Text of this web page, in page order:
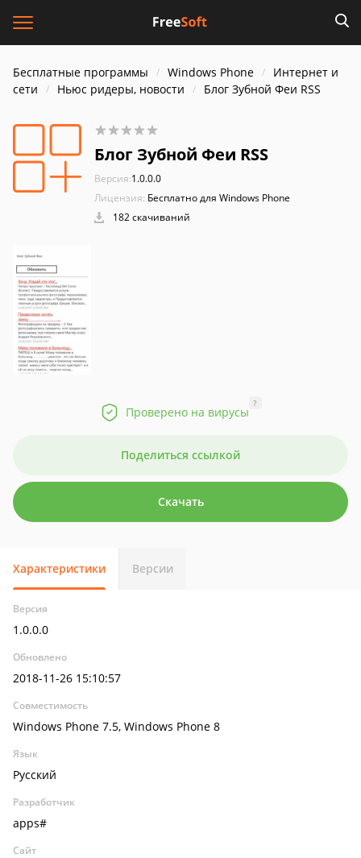
Бесплатные программы Windows Phone
Интернет и
cети
Ньюс ридеры, новости Блог Зубной Феи RSS
Блог Зубной Феи RSS
Версия:1.0.0.0
Лицензия: Бесплатно для Windows Phone
182 скачиваний
Проверено на вирусы
?
Поделиться ссылкой
Скачать
Характеристики Версии
Версия
1.0.0.0
Обновлено
2018-11-26 15:10:57
Совместимость
Windows Phone 7.5, Windows Phone 8
Язык
Русский
Разработчик
apps#
Сайт